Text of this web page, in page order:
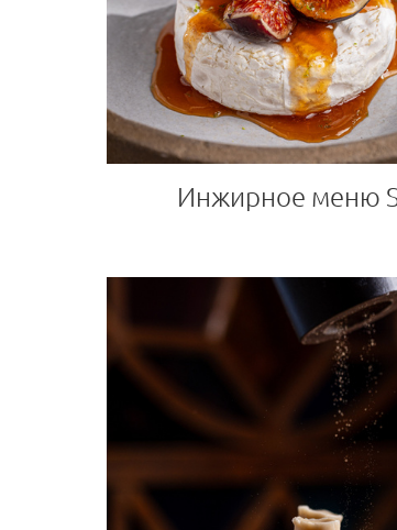
Инжирное меню